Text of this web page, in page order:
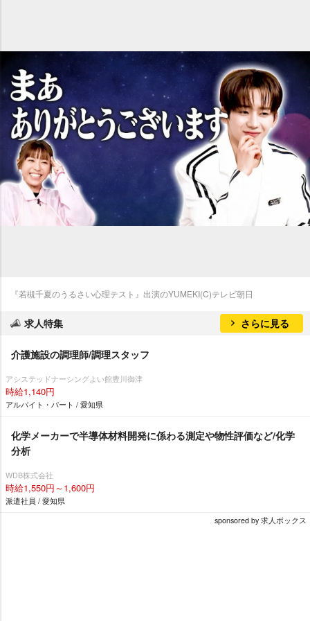
『若槻千夏のうるさい心理テスト』出演のYUMEKI(C)テレビ朝日
求人特集 さらに見る
介護施設の調理師/調理スタッフ
アシステッドナーシングよい館豊川御津
時給1,140円
アルバイト・パート / 愛知県
化学メーカーで半導体材料開発に係わる測定や物性評価など/化学
分析
WDB株式会社
時給1,550円～1,600円
派遣社員 / 愛知県
sponsored by 求人ボックス